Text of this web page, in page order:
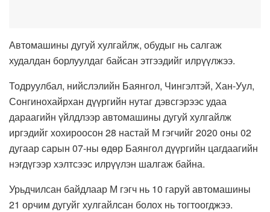
Автомашины дугуй хулгайлж, обудыг нь салгаж
худалдан борлуулдаг байсан этгээдийг илрүүлжээ.
Тодруулбал, нийслэлийн Баянгол, Чингэлтэй, Хан-Уул,
Сонгинохайрхан дүүргийн нутаг дэвсгэрээс удаа
дараагийн үйлдлээр автомашины дугуй хулгайлж
иргэдийг хохироосон 28 настай М гэгчийг 2020 оны 02
дугаар сарын 07-ны өдөр Баянгол дүүргийн цагдаагийн
нэгдүгээр хэлтсээс илрүүлэн шалгаж байна.
Урьдчилсан байдлаар М гэгч нь 10 гаруй автомашины
21 орчим дугуйг хулгайлсан болох нь тогтоогджээ.